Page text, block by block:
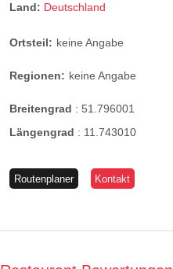
Land: Deutschland
Ortsteil: keine Angabe
Regionen: keine Angabe
Breitengrad : 51.796001
Längengrad : 11.743010
Routenplaner Kontakt